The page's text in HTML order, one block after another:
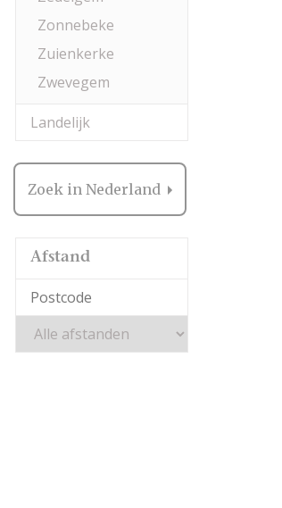
Zonnebeke
Zuienkerke
Zwevegem
Landelijk
Zoek in Nederland
Afstand